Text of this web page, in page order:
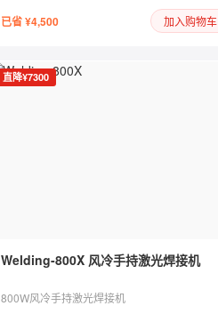
已省 ¥4,500 加入购物车
直降¥7300
Welding-800X 风冷手持激光焊接机
800W风冷手持激光焊接机